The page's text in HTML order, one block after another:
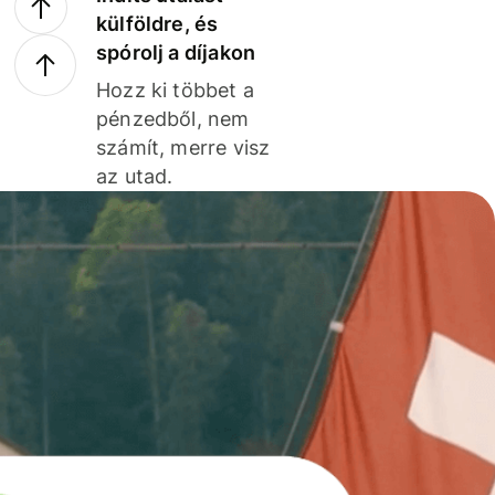
külföldre, és
spórolj a díjakon
Hozz ki többet a
pénzedből, nem
számít, merre visz
az utad.